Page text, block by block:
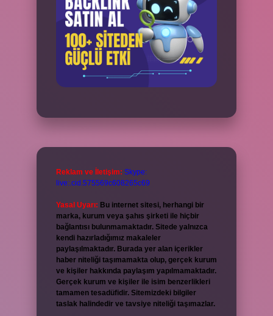
Reklam ve İletişim: Skype:
live:.cid.575569c608265c69
Yasal Uyarı: Bu internet sitesi, herhangi bir
marka, kurum veya şahıs şirketi ile hiçbir
bağlantısı bulunmamaktadır. Sitede yalnızca
kendi hazırladığımız makaleler
paylaşılmaktadır. Burada yer alan içerikler
haber niteliği taşımamakta olup, gerçek kurum
ve kişiler hakkında paylaşım yapılmamaktadır.
Gerçek kurum ve kişiler ile isim benzerlikleri
tamamen tesadüfidir. Sitemizdeki bilgiler
taslak halindedir ve tavsiye niteliği taşımazlar.